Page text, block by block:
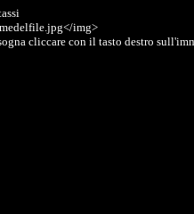
img>
cliccare con il tasto destro